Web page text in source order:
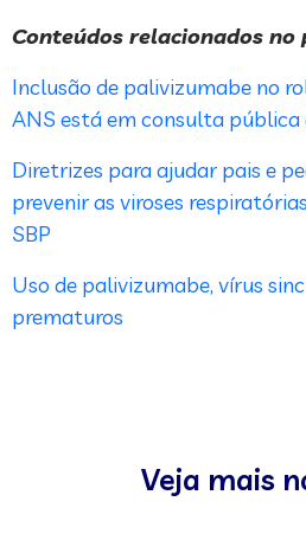
Conteúdos relacionados
Inclusão de palivizumabe no
ANS está em consulta pública
Diretrizes para ajudar pais e
prevenir as viroses
SBP
Uso de palivizumabe, vírus
prematuros
Veja mais